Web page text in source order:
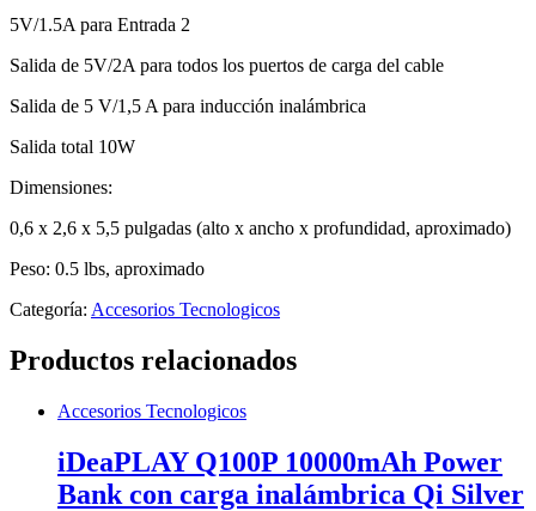
5V/1.5A para Entrada 2
Salida de 5V/2A para todos los puertos de carga del cable
Salida de 5 V/1,5 A para inducción inalámbrica
Salida total 10W
Dimensiones:
0,6 x 2,6 x 5,5 pulgadas (alto x ancho x profundidad, aproximado)
Peso: 0.5 lbs, aproximado
Categoría: Accesorios Tecnologicos
Productos relacionados
Accesorios Tecnologicos
iDeaPLAY Q100P 10000mAh Power
Bank con carga inalámbrica Qi Silver